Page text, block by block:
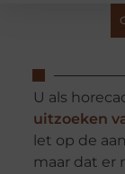
U als
uitzoeken
let op de
maar dat er